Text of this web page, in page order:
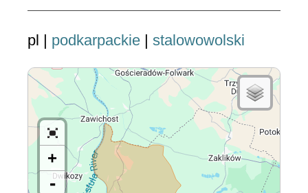
pl | podkarpackie | stalowowolski
+
-